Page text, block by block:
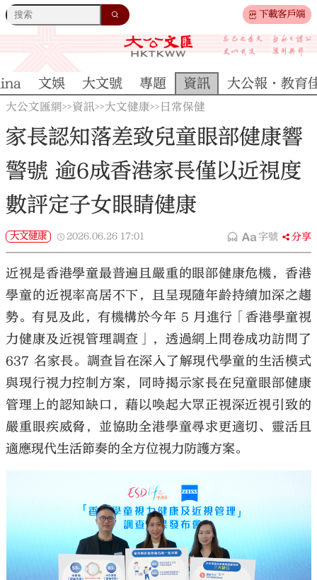
下載客戶端
大公文匯
文娛 大文號 專題 資訊 大公報·教育
大公文匯網>>資訊>>大文健康>> 日常保健
家長認知落差致兒童眼部健康響
警號 逾6成香港家長僅以近視度
數評定子女眼睛健康
大文健康 2026.06.26 17:01 字號 分享
近視是香港學童最普遍且嚴重的眼部健康危機，香港
學童的近視率高居不下，且呈現隨年齡持續加深之趨
勢。有見及此，有機構於今年 5 月進行「香港學童視
力健康及近視管理調查」，透過網上問卷成功訪問了
637 名家長。調查旨在深入了解現代學童的生活模式
與現行視力控制方案，同時揭示家長在兒童眼部健康
管理上的認知缺口，藉以喚起大眾正視深近視引致的
嚴重眼疾威脅，並協助全港學童尋求更適切、靈活且
適應現代生活節奏的全方位視力防護方案。